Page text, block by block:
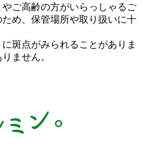
ご高齢の方がいらっしゃるご
め、保管場所や取り扱いに十
斑点がみられることがありま
ません。